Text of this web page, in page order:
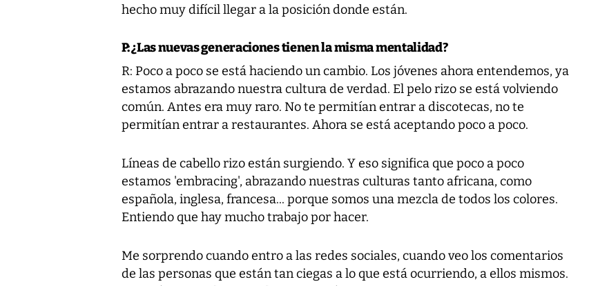
hecho muy difícil llegar a la posición donde están.
P: ¿Las nuevas generaciones tienen la misma mentalidad?
R: Poco a poco se está haciendo un cambio. Los jóvenes ahora entendemos, ya
estamos abrazando nuestra cultura de verdad. El pelo rizo se está volviendo
común. Antes era muy raro. No te permitían entrar a discotecas, no te
permitían entrar a restaurantes. Ahora se está aceptando poco a poco.
Líneas de cabello rizo están surgiendo. Y eso significa que poco a poco
estamos 'embracing', abrazando nuestras culturas tanto africana, como
española, inglesa, francesa... porque somos una mezcla de todos los colores.
Entiendo que hay mucho trabajo por hacer.
Me sorprendo cuando entro a las redes sociales, cuando veo los comentarios
de las personas que están tan ciegas a lo que está ocurriendo, a ellos mismos.